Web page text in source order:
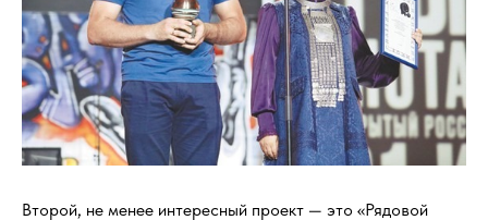
Второй, не менее интересный проект — это «Рядовой